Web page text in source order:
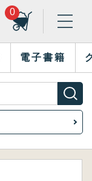
0
電子書籍